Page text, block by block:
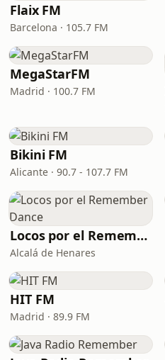
Flaix FM
Barcelona · 105.7 FM
MegaStarFM
Madrid · 100.7 FM
Bikini FM
Alicante · 90.7 - 107.7 FM
Locos por el Remember Dance
Alcalá de Henares
HIT FM
Madrid · 89.9 FM